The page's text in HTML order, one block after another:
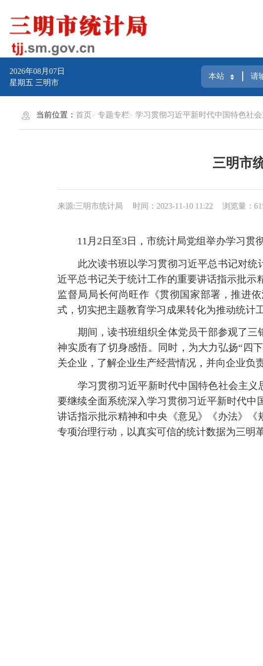
2026年08月07日
星期五 三明市
当前位置：首页 专题专栏 学习贯彻习近平新时代中国特色社
三明市
来源:三明市统计局 时间：2023-11-10 11:22 浏览量：
11月2日至3日，市统计局党组举办学习贯彻
此次读书班以学习贯彻习近平总书记对统
近平总书记关于统计工作的重要讲话指示批
监督局局长何尚旺作《贯彻国家部署，推进
式，切实把主题教育学习成果转化为推动统计
期间，读书班组织全体党员干部参观了三
神实质有了切身感悟。同时，为大力弘扬“四
关企业，了解企业生产经营情况，并向企业负
学习贯彻习近平新时代中国特色社会主义
要继续全面系统深入学习贯彻习近平新时代
讲话指示批示精神和中央《意见》《办法》
专项治理行动，以真实可信的统计数据为三明